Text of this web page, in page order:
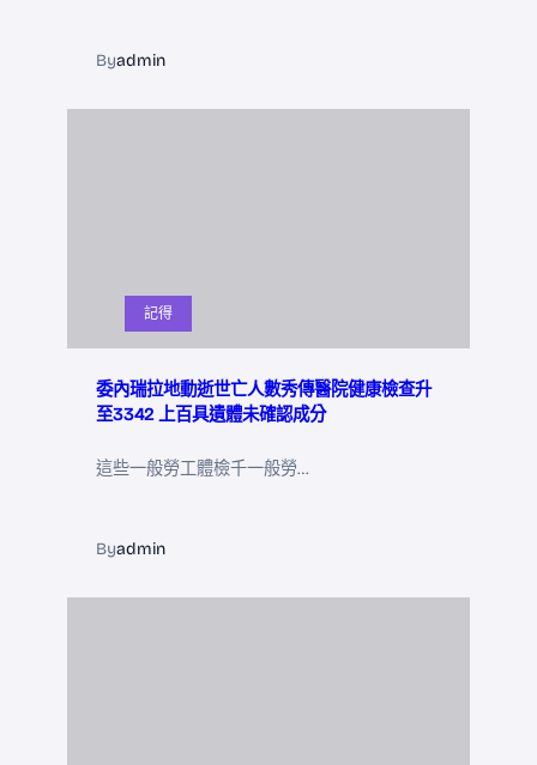
Byadmin
記得
委內瑞拉地動逝世亡人數秀傳醫院健康檢查升
至3342 上百具遺體未確認成分
這些一般勞工體檢千一般勞…
Byadmin